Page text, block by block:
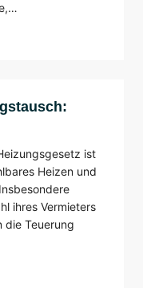
ist
Heizen und
ihres Vermieters
die Teuerung